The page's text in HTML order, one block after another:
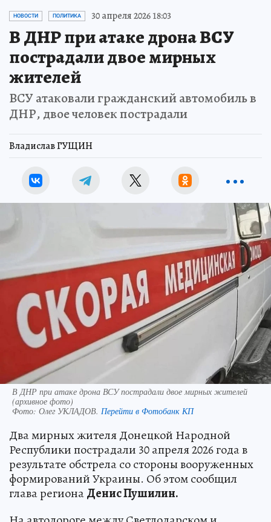
НОВОСТИ ПОЛИТИКА 30 апреля 2026 18:03
В ДНР при атаке дрона ВСУ
пострадали двое мирных
жителей
ВСУ атаковали гражданский автомобиль в
ДНР, двое человек пострадали
Владислав ГУЩИН
В ДНР при атаке дрона ВСУ пострадали двое мирных жителей
(архивное фото)
Фото: Олег УКЛАДОВ. Перейти в Фотобанк КП
Два мирных жителя Донецкой Народной
Республики пострадали 30 апреля 2026 года в
результате обстрела со стороны вооруженных
формирований Украины. Об этом сообщил
глава регионаДенис Пушилин.